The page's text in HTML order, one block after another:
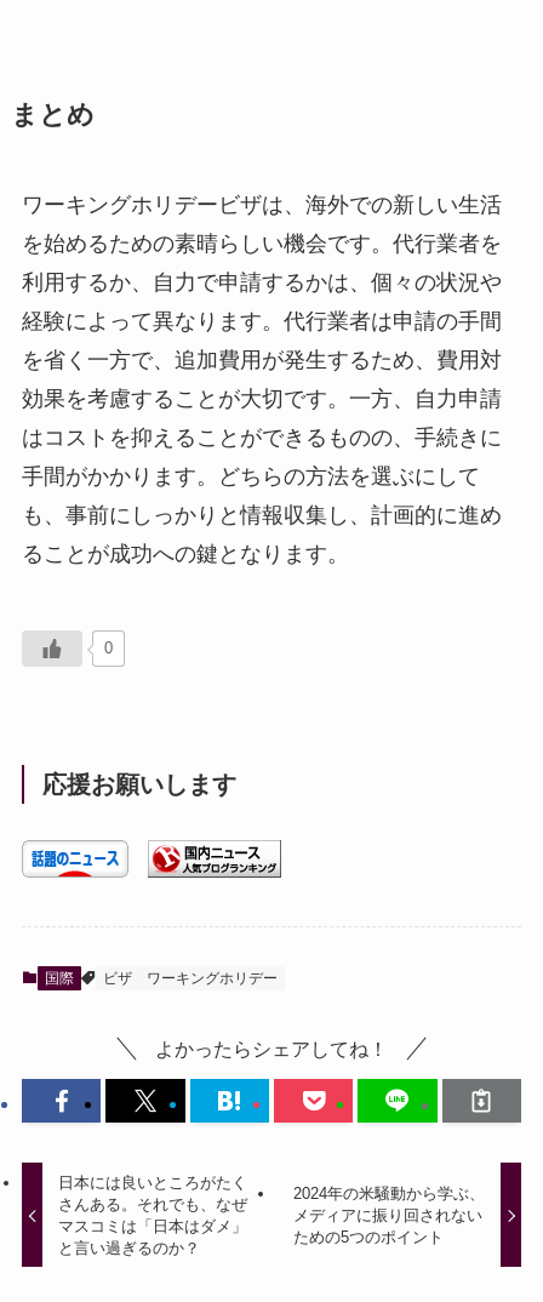
まとめ
ワーキングホリデービザは、海外での新しい生活
を始めるための素晴らしい機会です。代行業者を
利用するか、自力で申請するかは、個々の状況や
経験によって異なります。代行業者は申請の手間
を省く一方で、追加費用が発生するため、費用対
効果を考慮することが大切です。一方、自力申請
はコストを抑えることができるものの、手続きに
手間がかかります。どちらの方法を選ぶにして
も、事前にしっかりと情報収集し、計画的に進め
ることが成功への鍵となります。
0
応援お願いします
国際 ビザ ワーキングホリデー
よかったらシェアしてね！
日本には良いところがたく
さんある。それでも、なぜ
マスコミは「日本はダメ」
と言い過ぎるのか？
2024年の米騒動から学ぶ、
メディアに振り回されない
ための5つのポイント